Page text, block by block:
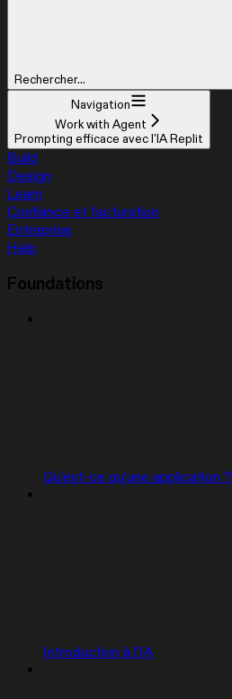
Rechercher...
Navigation
Work with Agent
Prompting efficace avec l'IA Replit
Build
Design
Learn
Confiance et facturation
Entreprise
Help
Foundations
Qu'est-ce qu'une application ?
Introduction à l'IA